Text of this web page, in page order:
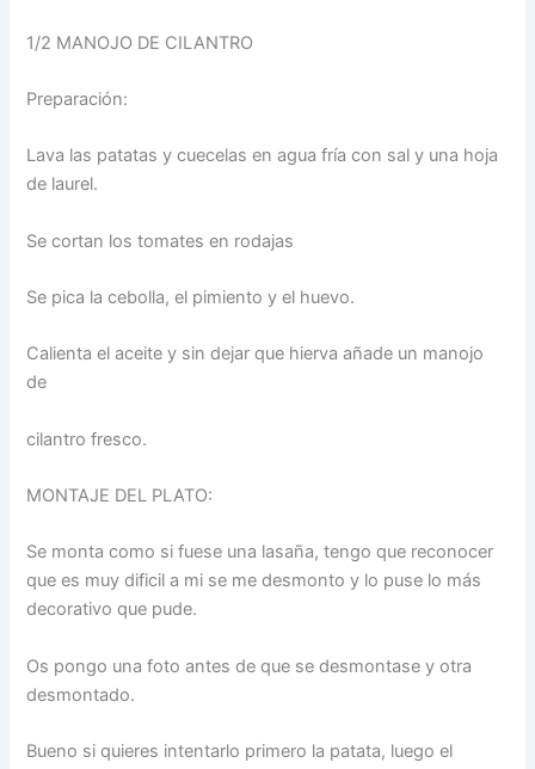
1/2 MANOJO DE CILANTRO
Preparación:
Lava las patatas y cuecelas en agua fría con sal y una hoja
de laurel.
Se cortan los tomates en rodajas
Se pica la cebolla, el pimiento y el huevo.
Calienta el aceite y sin dejar que hierva añade un manojo
de
cilantro fresco.
MONTAJE DEL PLATO:
Se monta como si fuese una lasaña, tengo que reconocer
que es muy dificil a mi se me desmonto y lo puse lo más
decorativo que pude.
Os pongo una foto antes de que se desmontase y otra
desmontado.
Bueno si quieres intentarlo primero la patata, luego el